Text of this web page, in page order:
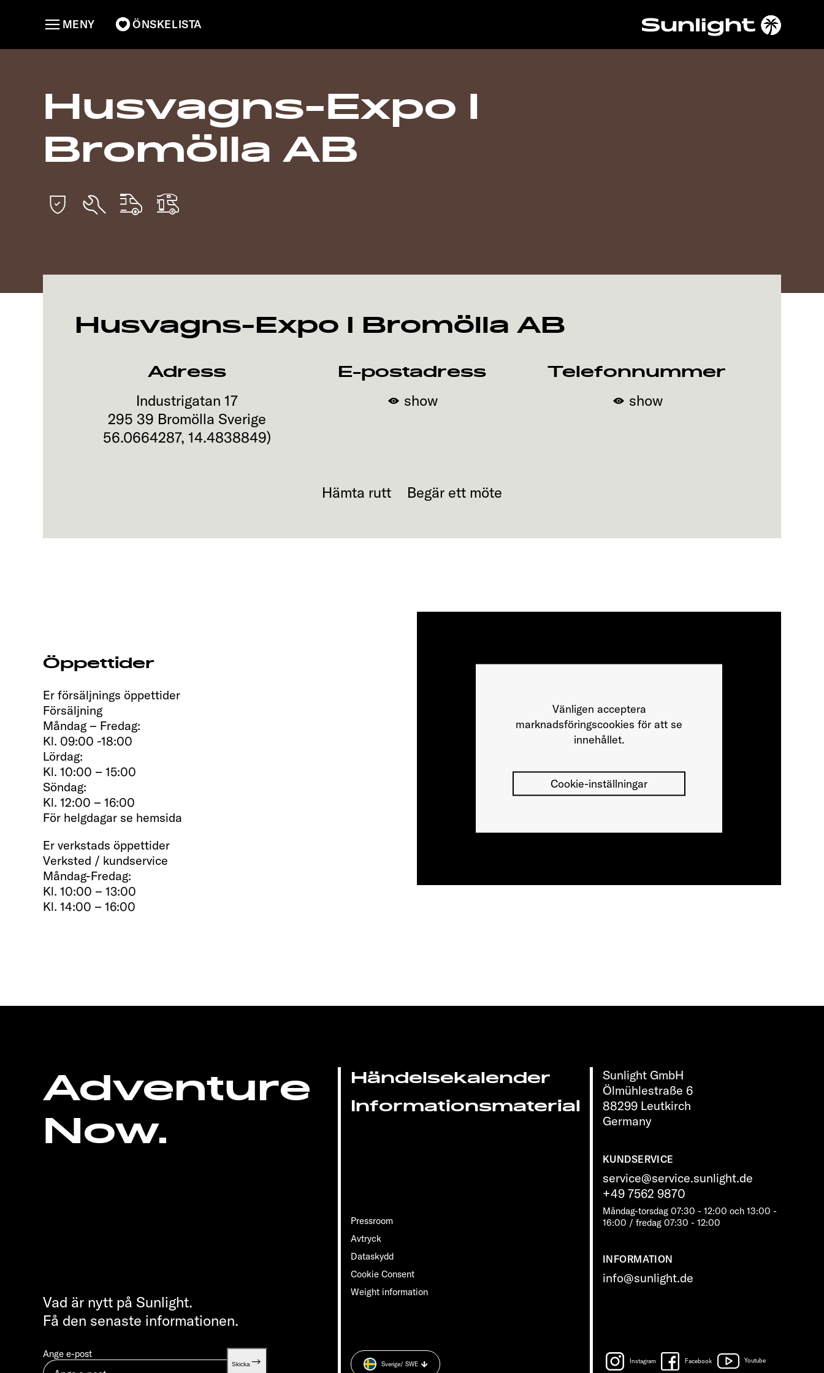
ÖNSKELISTA
MENY
Husvagns-Expo I
Bromölla AB
Husvagns-Expo I Bromölla AB
Adress
Industrigatan 17
295 39 Bromölla Sverige
56.0664287, 14.4838849)
E-postadress
show
Telefonnummer
show
Hämta rutt Begär ett möte
Öppettider
Er försäljnings öppettider
Försäljning
Måndag – Fredag:
Kl. 09:00 -18:00
Lördag:
Kl. 10:00 – 15:00
Söndag:
Kl. 12:00 – 16:00
För helgdagar se hemsida
Er verkstads öppettider
Verksted / kundservice
Måndag-Fredag:
Kl. 10:00 – 13:00
Kl. 14:00 – 16:00
Vänligen acceptera
marknadsföringscookies för att se
innehållet.
Cookie-inställningar
Adventure
Now.
Sunlight GmbH
Ölmühlestraße 6
88299 Leutkirch
Germany
KUNDSERVICE
service@service.sunlight.de
+49 7562 9870
Måndag-torsdag 07:30 - 12:00 och 13:00 -
16:00 / fredag ​​07:30 - 12:00
INFORMATION
info@sunlight.de
Händelsekalender
Informationsmaterial
Pressroom
Avtryck
Dataskydd
Cookie Consent
Weight information
Vad är nytt på Sunlight.
Få den senaste informationen.
Ange e-post
Skicka Instagram Facebook Youtube
Sverige/ SWE